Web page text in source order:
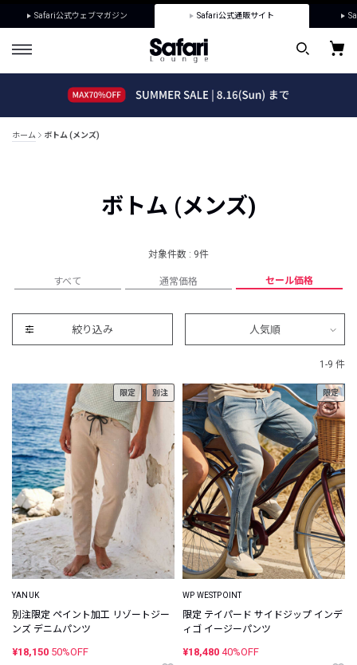
Safari公式ウェブマガジン Safari公式通販サイト
ホーム ボトム (メンズ)
ボトム (メンズ)
対象件数 : 9件
すべて 通常価格 セール価格
絞り込み 人気順
1-9 件
限定 別注
YANUK
別注限定 ペイント加工 リゾートジー
ンズ デニムパンツ
¥18,150 50%OFF
限定
WP WESTPOINT
限定 テイパード サイドジップ インデ
ィゴ イージーパンツ
¥18,480 40%OFF